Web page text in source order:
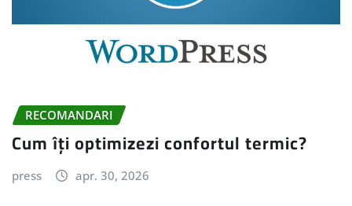
RECOMANDARI
Cum îți optimizezi confortul termic?
press apr. 30, 2026